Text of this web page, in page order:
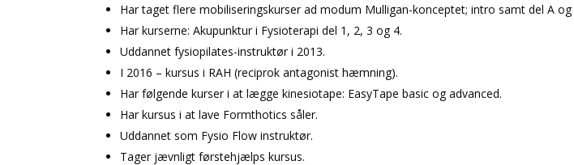
Har taget flere mobiliseringskurser ad modum Mulligan-konceptet; intro samt del A og
Har kurserne: Akupunktur i Fysioterapi del 1, 2, 3 og 4.
Uddannet fysiopilates-instruktør i 2013.
I 2016 – kursus i RAH (reciprok antagonist hæmning).
Har følgende kurser i at lægge kinesiotape: EasyTape basic og advanced.
Har kursus i at lave Formthotics såler.
Uddannet som Fysio Flow instruktør.
Tager jævnligt førstehjælps kursus.